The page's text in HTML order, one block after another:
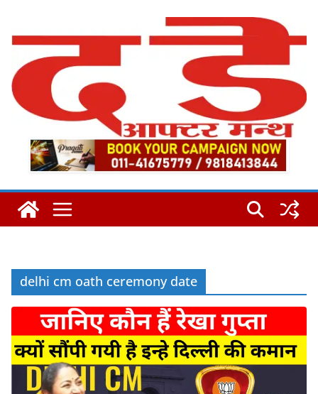
content
delhi cm oath ceremony date